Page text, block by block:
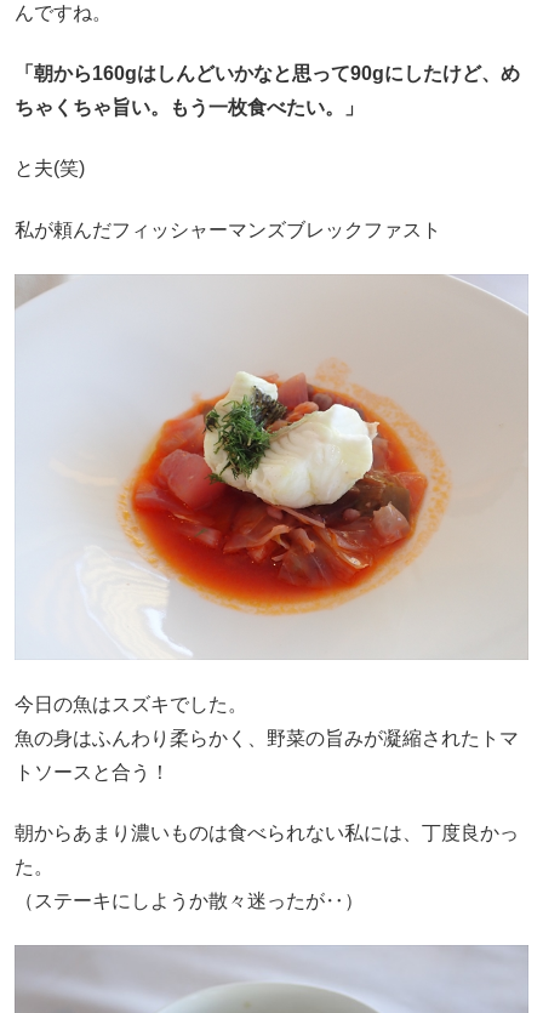
んですね。
「朝から160gはしんどいかなと思って90gにしたけど、め
ちゃくちゃ旨い。もう一枚食べたい。」
と夫(笑)
私が頼んだフィッシャーマンズブレックファスト
今日の魚はスズキでした。
魚の身はふんわり柔らかく、野菜の旨みが凝縮されたトマ
トソースと合う！
朝からあまり濃いものは食べられない私には、丁度良かっ
た。
（ステーキにしようか散々迷ったが‥）